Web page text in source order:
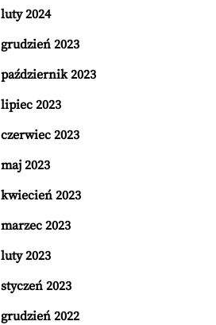
luty 2024
grudzień 2023
październik 2023
lipiec 2023
czerwiec 2023
maj 2023
kwiecień 2023
marzec 2023
luty 2023
styczeń 2023
grudzień 2022